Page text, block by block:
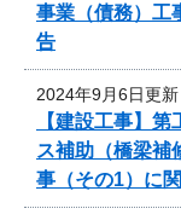
事業（債務）工
告
2024年9月6日更新
【建設工事】
ス補助（橋梁補
事（その1）に